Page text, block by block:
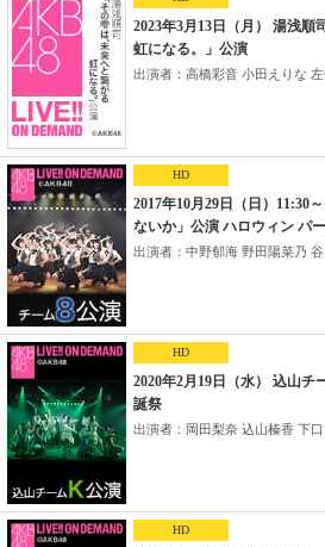
2023年3月13日（月） 湯浅順
虹になる。」公演
出演者：高橋彩音 小田えりな 左
HD
2017年10月29日（日）11:30
ないか」公演 ハロウィン パ
出演者：中野郁海 野田陽菜乃 谷
HD
2020年2月19日（水） 込山
誕祭
出演者：岡田梨奈 込山榛香 下口
HD